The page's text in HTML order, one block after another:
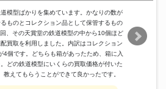
ージ EF58電気機関車 青大
151,800円
ネ10 4 10系客車 297,000円
C62 3号機 鉄道模型 蒸気
126,600円
模型ばかりを集めています。かなりの数が
ものとコレクション品として保管するもの
、その天賞堂の鉄道模型の中から10個ほど
買取を利用しました。内訳はコレクション
4個です。どちらも箱があったため、箱に入
どの鉄道模型にいくらの買取価格が付いた
教えてもらうことができて良かったです。